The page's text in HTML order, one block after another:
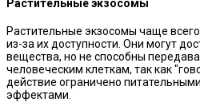
Растительные экзосомы
Растительные экзосомы чаще
из-за их доступности. Они могут
вещества, но не способны
человеческим клеткам, так как
действие ограничено
эффектами.